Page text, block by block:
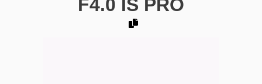
F4.0 IS PRO